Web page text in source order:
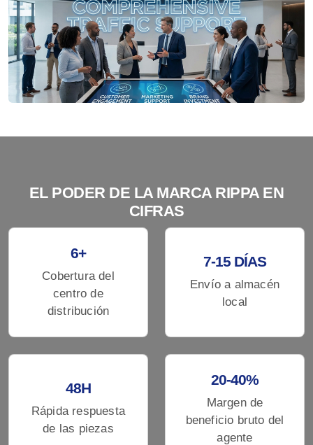
EL PODER DE LA MARCA RIPPA EN
CIFRAS
6+
Cobertura del
centro de
distribución
7-15 DÍAS
Envío a almacén
local
48H
Rápida respuesta
de las piezas
20-40%
Margen de
beneficio bruto del
agente